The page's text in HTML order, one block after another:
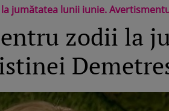
jumătatea lunii iunie.
zodii la